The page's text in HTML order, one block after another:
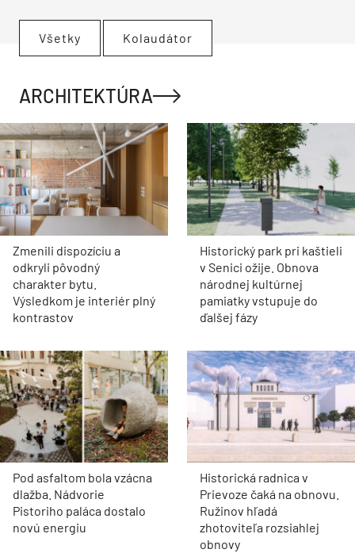
Všetky Kolaudátor
ARCHITEKTÚRA
Zmenili dispozíciu a
odkryli pôvodný
charakter bytu.
Výsledkom je interiér plný
kontrastov
Historický park pri kaštieli
v Senici ožije. Obnova
národnej kultúrnej
pamiatky vstupuje do
ďalšej fázy
Pod asfaltom bola vzácna
dlažba. Nádvorie
Pistoriho paláca dostalo
novú energiu
Historická radnica v
Prievoze čaká na obnovu.
Ružinov hľadá
zhotoviteľa rozsiahlej
obnovy